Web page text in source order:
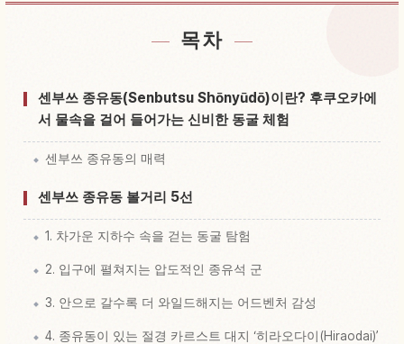
석회동굴 Sen Hotoke Shounyuudou 근처 숙소 찾기
석회동굴 Sen Hotoke Shounyuudou 체험 찾기↗
목차
센부쓰 종유동(Senbutsu Shōnyūdō)이란? 후쿠오카에
서 물속을 걸어 들어가는 신비한 동굴 체험
센부쓰 종유동의 매력
센부쓰 종유동 볼거리 5선
1. 차가운 지하수 속을 걷는 동굴 탐험
2. 입구에 펼쳐지는 압도적인 종유석 군
3. 안으로 갈수록 더 와일드해지는 어드벤처 감성
4. 종유동이 있는 절경 카르스트 대지 ‘히라오다이(Hiraodai)’